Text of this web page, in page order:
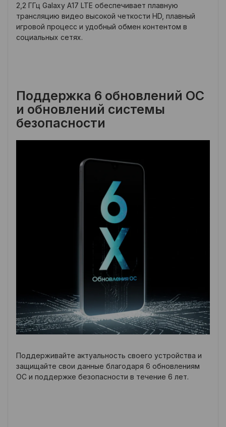
2,2 ГГц Galaxy A17 LTE обеспечивает плавную
трансляцию видео высокой четкости HD, плавный
игровой процесс и удобный обмен контентом в
социальных сетях.
Поддержка 6 обновлений ОС
и обновлений системы
безопасности
Поддерживайте актуальность своего устройства и
защищайте свои данные благодаря 6 обновлениям
ОС и поддержке безопасности в течение 6 лет.